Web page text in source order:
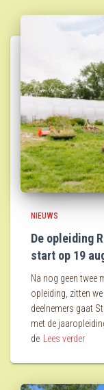
NIEUWS
De opleiding
start op 19
Na nog geen twee
opleiding, zitten
deelnemers gaat
met de
de
Lees verder